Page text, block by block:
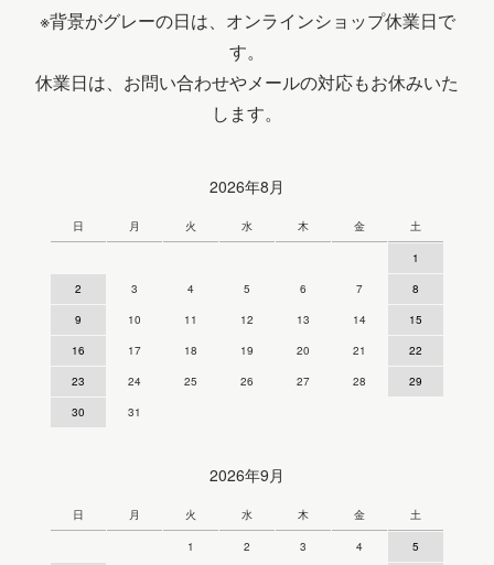
※背景がグレーの日は、オンラインショップ休業日で
す。
休業日は、お問い合わせやメールの対応もお休みいた
します。
2026年8月
日 月 火 水 木 金 土
1
2
3 4 5 6 7
8
9
10 11 12 13 14
15
16
17 18 19 20 21
22
23
24 25 26 27 28
29
30
31
2026年9月
日 月 火 水 木 金 土
1 2 3 4
5